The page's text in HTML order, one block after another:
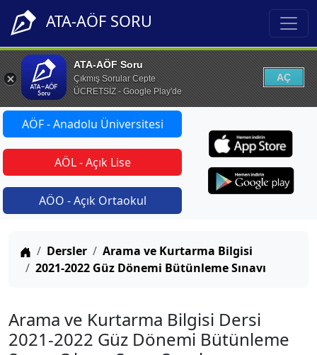
ATA-AÖF SORU
ATA-AÖF Soru
Çıkmış Sorular Cepte
ÜCRETSİZ - Google Play'de
AÇ
AÖF - Anadolu Üniversitesi
AÖL - Açık Lise
AÖO - Açık Ortaokul
Anasayfa
Dersler
Arama ve Kurtarma Bilgisi
2021-2022 Güz Dönemi Bütünleme Sınavı
Arama ve Kurtarma Bilgisi Dersi
2021-2022 Güz Dönemi Bütünleme